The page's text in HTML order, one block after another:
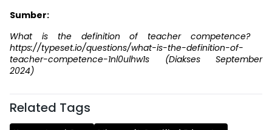
Sumber:
What is the definition of teacher competence?
https://typeset.io/questions/what-is-the-definition-of-
teacher-competence-1nl0ulhw1s (Diakses September
2024)
Related Tags